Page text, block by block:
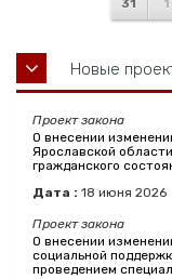
31 1
Новые
Проект закона
О внесении
Ярославской
гражданского
Дата : 18 июня 2026
Проект закона
О внесении
социальной
проведением